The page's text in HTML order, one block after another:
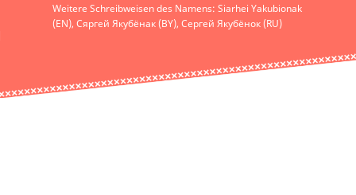
Weitere Schreibweisen des Namens: Siarhei Yakubionak
(EN), Сяргей Якубёнак (BY), Сергей Якубёнок (RU)